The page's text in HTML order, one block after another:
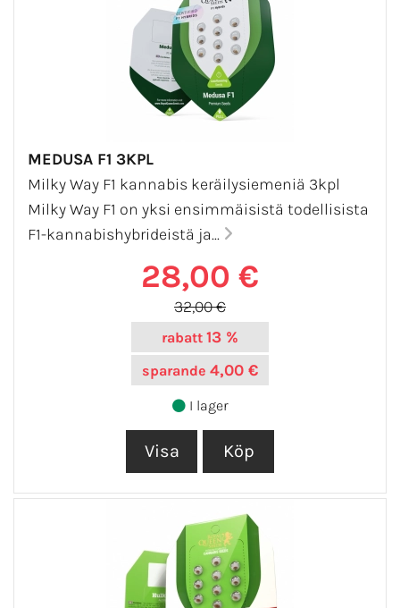
MEDUSA F1 3KPL
Milky Way F1 kannabis keräilysiemeniä 3kpl
Milky Way F1 on yksi ensimmäisistä todellisista
F1-kannabishybrideistä ja...
28,00 €
32,00 €
rabatt 13 %
sparande 4,00 €
I lager